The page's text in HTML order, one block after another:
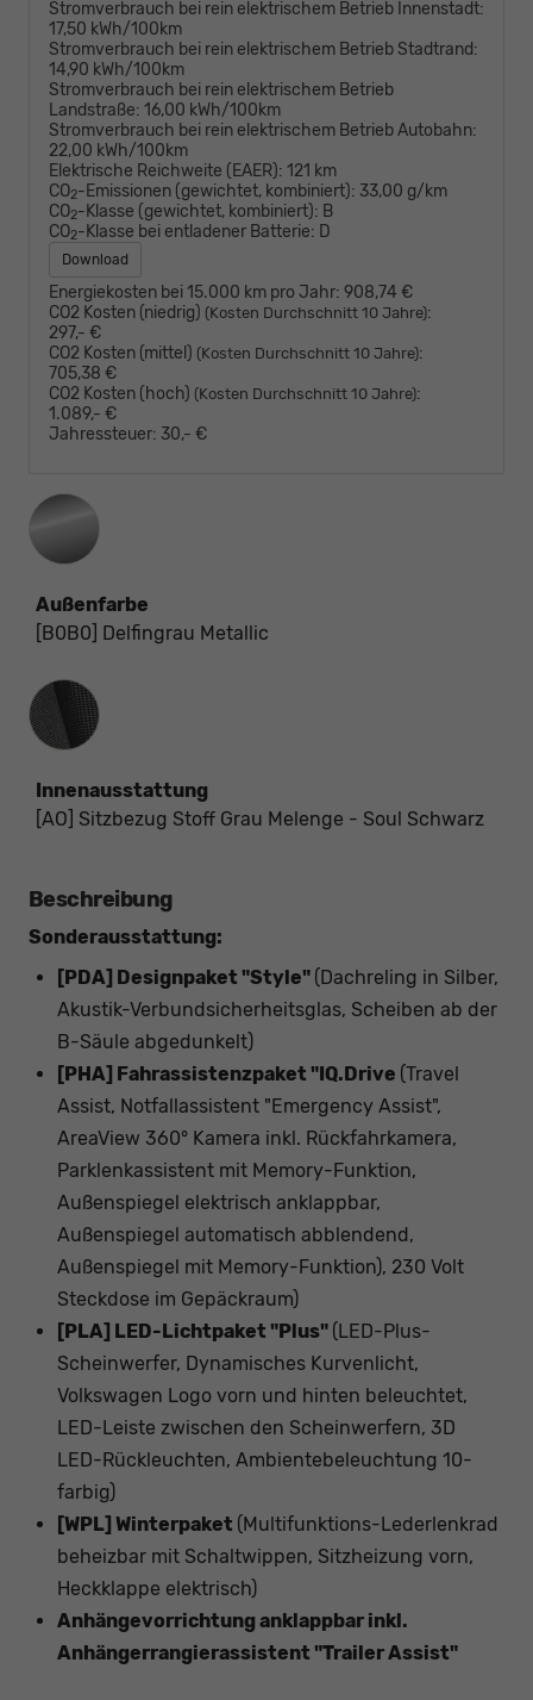
Stromverbrauch bei rein elektrischem Betrieb Innenstadt:
17,50 kWh/100km
Stromverbrauch bei rein elektrischem Betrieb Stadtrand:
14,90 kWh/100km
Stromverbrauch bei rein elektrischem Betrieb
Landstraße: 16,00 kWh/100km
Stromverbrauch bei rein elektrischem Betrieb Autobahn:
22,00 kWh/100km
Elektrische Reichweite (EAER): 121 km
CO2-Emissionen (gewichtet, kombiniert): 33,00 g/km
CO2-Klasse (gewichtet, kombiniert): B
CO2-Klasse bei entladener Batterie: D
Download
Energiekosten bei 15.000 km pro Jahr: 908,74 €
CO2 Kosten (niedrig) (Kosten Durchschnitt 10 Jahre):
297,- €
CO2 Kosten (mittel) (Kosten Durchschnitt 10 Jahre):
705,38 €
CO2 Kosten (hoch) (Kosten Durchschnitt 10 Jahre):
1.089,- €
Jahressteuer: 30,- €
Außenfarbe
[B0B0] Delfingrau Metallic
Innenausstattung
Innenausstattung
[AO] Sitzbezug Stoff Grau Melenge - Soul Schwarz
Beschreibung
Sonderausstattung:
[PDA] Designpaket "Style" (Dachreling in Silber,
Akustik-Verbundsicherheitsglas, Scheiben ab der
B-Säule abgedunkelt)
[PHA] Fahrassistenzpaket "IQ.Drive (Travel
Assist, Notfallassistent "Emergency Assist",
AreaView 360° Kamera inkl. Rückfahrkamera,
Parklenkassistent mit Memory-Funktion,
Außenspiegel elektrisch anklappbar,
Außenspiegel automatisch abblendend,
Außenspiegel mit Memory-Funktion), 230 Volt
Steckdose im Gepäckraum)
[PLA] LED-Lichtpaket "Plus" (LED-Plus-
Scheinwerfer, Dynamisches Kurvenlicht,
Volkswagen Logo vorn und hinten beleuchtet,
LED-Leiste zwischen den Scheinwerfern, 3D
LED-Rückleuchten, Ambientebeleuchtung 10-
farbig)
[WPL] Winterpaket (Multifunktions-Lederlenkrad
beheizbar mit Schaltwippen, Sitzheizung vorn,
Heckklappe elektrisch)
Anhängevorrichtung anklappbar inkl.
Anhängerrangierassistent "Trailer Assist"